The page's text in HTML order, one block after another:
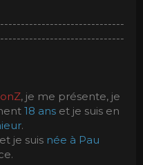
, je me présente, je
18 ans et je suis en
.
je suis née à Pau